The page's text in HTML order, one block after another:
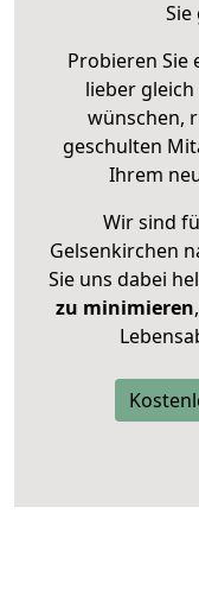
Probieren Sie
lieber gleich
wünschen,
geschulten
Ihrem
Wir sind
Gelsenkirchen
Sie uns dabei
zu minimieren